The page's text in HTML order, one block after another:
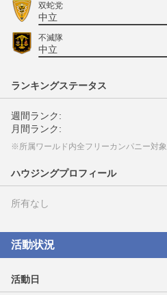
双蛇党
中立
不滅隊
中立
ランキングステータス
週間ランク:
月間ランク:
※所属ワールド内全フリーカンパニー対象
ハウジングプロフィール
所有なし
活動状況
活動日